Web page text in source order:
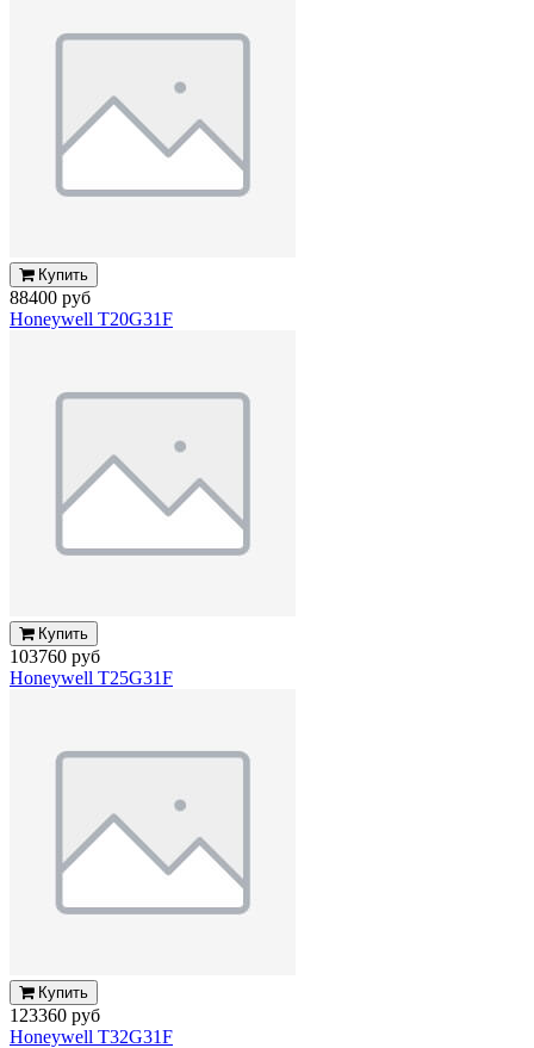
Купить
88400 руб
Honeywell T20G31F
Купить
103760 руб
Honeywell T25G31F
Купить
123360 руб
Honeywell T32G31F